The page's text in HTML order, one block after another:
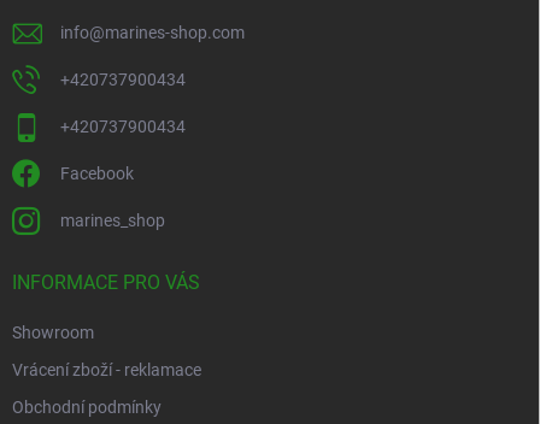
info@marines-shop.com
+420737900434
+420737900434
Facebook
marines_shop
INFORMACE PRO VÁS
Showroom
Vrácení zboží - reklamace
Obchodní podmínky